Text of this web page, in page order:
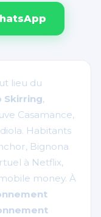
lieu du
Skirring,
Casamance,
Habitants
Bignona
à Netflix,
money. À